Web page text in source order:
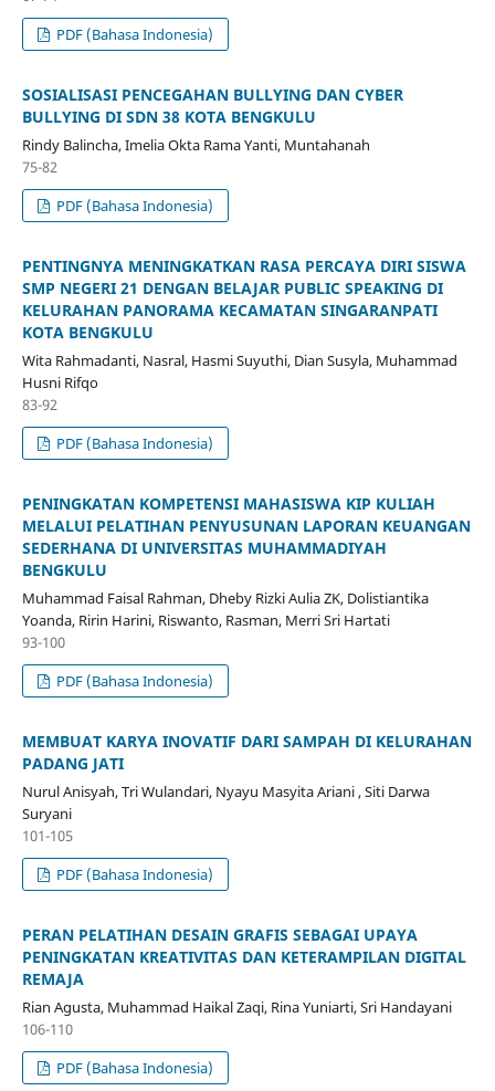
PDF (Bahasa Indonesia)
SOSIALISASI PENCEGAHAN BULLYING DAN CYBER
BULLYING DI SDN 38 KOTA BENGKULU
Rindy Balincha, Imelia Okta Rama Yanti, Muntahanah
75-82
PDF (Bahasa Indonesia)
PENTINGNYA MENINGKATKAN RASA PERCAYA DIRI SISWA
SMP NEGERI 21 DENGAN BELAJAR PUBLIC SPEAKING DI
KELURAHAN PANORAMA KECAMATAN SINGARANPATI
KOTA BENGKULU
Wita Rahmadanti, Nasral, Hasmi Suyuthi, Dian Susyla, Muhammad
Husni Rifqo
83-92
PDF (Bahasa Indonesia)
PENINGKATAN KOMPETENSI MAHASISWA KIP KULIAH
MELALUI PELATIHAN PENYUSUNAN LAPORAN KEUANGAN
SEDERHANA DI UNIVERSITAS MUHAMMADIYAH
BENGKULU
Muhammad Faisal Rahman, Dheby Rizki Aulia ZK, Dolistiantika
Yoanda, Ririn Harini, Riswanto, Rasman, Merri Sri Hartati
93-100
PDF (Bahasa Indonesia)
MEMBUAT KARYA INOVATIF DARI SAMPAH DI KELURAHAN
PADANG JATI
Nurul Anisyah, Tri Wulandari, Nyayu Masyita Ariani , Siti Darwa
Suryani
101-105
PDF (Bahasa Indonesia)
PERAN PELATIHAN DESAIN GRAFIS SEBAGAI UPAYA
PENINGKATAN KREATIVITAS DAN KETERAMPILAN DIGITAL
REMAJA
Rian Agusta, Muhammad Haikal Zaqi, Rina Yuniarti, Sri Handayani
106-110
PDF (Bahasa Indonesia)